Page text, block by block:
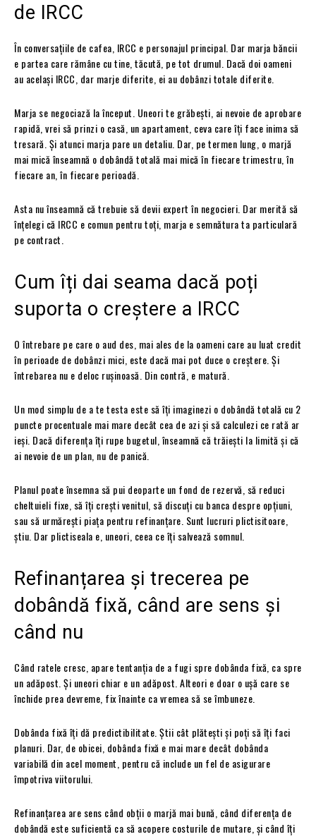
de IRCC
În conversațiile de cafea, IRCC e personajul principal. Dar marja băncii
e partea care rămâne cu tine, tăcută, pe tot drumul. Dacă doi oameni
au același IRCC, dar marje diferite, ei au dobânzi totale diferite.
Marja se negociază la început. Uneori te grăbești, ai nevoie de aprobare
rapidă, vrei să prinzi o casă, un apartament, ceva care îți face inima să
tresară. Și atunci marja pare un detaliu. Dar, pe termen lung, o marjă
mai mică înseamnă o dobândă totală mai mică în fiecare trimestru, în
fiecare an, în fiecare perioadă.
Asta nu înseamnă că trebuie să devii expert în negocieri. Dar merită să
înțelegi că IRCC e comun pentru toți, marja e semnătura ta particulară
pe contract.
Cum îți dai seama dacă poți
suporta o creștere a IRCC
O întrebare pe care o aud des, mai ales de la oameni care au luat credit
în perioade de dobânzi mici, este dacă mai pot duce o creștere. Și
întrebarea nu e deloc rușinoasă. Din contră, e matură.
Un mod simplu de a te testa este să îți imaginezi o dobândă totală cu 2
puncte procentuale mai mare decât cea de azi și să calculezi ce rată ar
ieși. Dacă diferența îți rupe bugetul, înseamnă că trăiești la limită și că
ai nevoie de un plan, nu de panică.
Planul poate însemna să pui deoparte un fond de rezervă, să reduci
cheltuieli fixe, să îți crești venitul, să discuți cu banca despre opțiuni,
sau să urmărești piața pentru refinanțare. Sunt lucruri plictisitoare,
știu. Dar plictiseala e, uneori, ceea ce îți salvează somnul.
Refinanțarea și trecerea pe
dobândă fixă, când are sens și
când nu
Când ratele cresc, apare tentanția de a fugi spre dobânda fixă, ca spre
un adăpost. Și uneori chiar e un adăpost. Alteori e doar o ușă care se
închide prea devreme, fix înainte ca vremea să se îmbuneze.
Dobânda fixă îți dă predictibilitate. Știi cât plătești și poți să îți faci
planuri. Dar, de obicei, dobânda fixă e mai mare decât dobânda
variabilă din acel moment, pentru că include un fel de asigurare
împotriva viitorului.
Refinanțarea are sens când obții o marjă mai bună, când diferența de
dobândă este suficientă ca să acopere costurile de mutare, și când îți